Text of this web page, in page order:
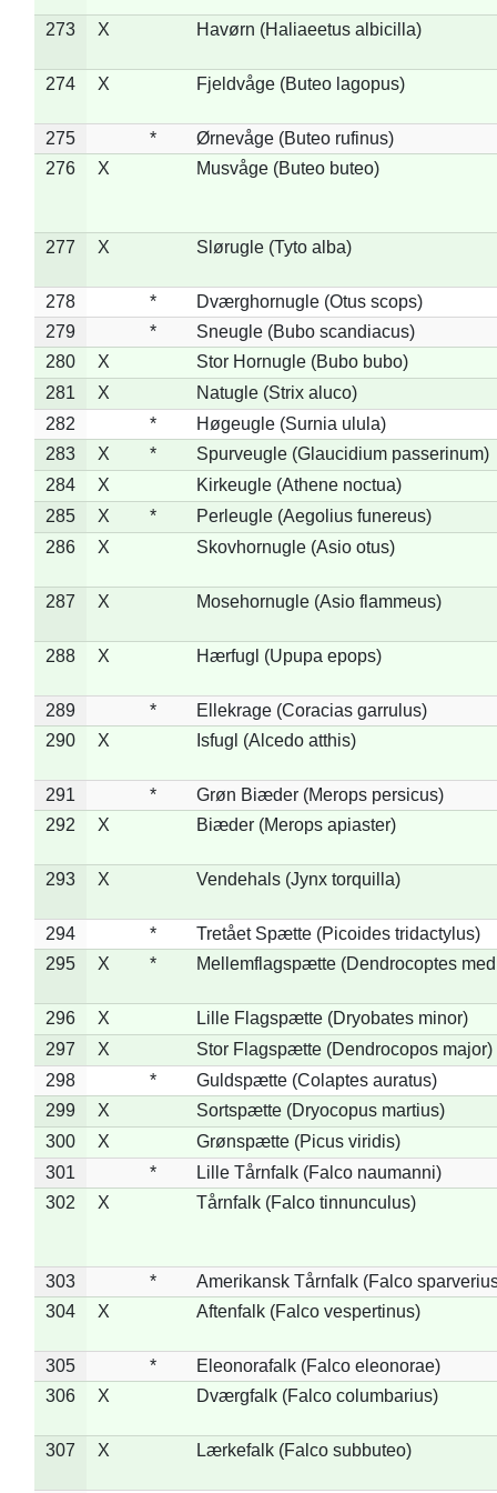
273 X Havørn (Haliaeetus albicilla)
274 X Fjeldvåge (Buteo lagopus)
275 *
Ørnevåge (Buteo rufinus)
276
X Musvåge (Buteo buteo)
277 X Slørugle (Tyto alba)
278 *
Dværghornugle (Otus scops)
279
*
Sneugle (Bubo scandiacus)
280
X
Stor Hornugle (Bubo bubo)
281
X
Natugle (Strix aluco)
282
*
Høgeugle (Surnia ulula)
283
X *
Spurveugle (Glaucidium passerinum)
284
X
Kirkeugle (Athene noctua)
285
X *
Perleugle (Aegolius funereus)
286
X Skovhornugle (Asio otus)
287 X Mosehornugle (Asio flammeus)
288 X Hærfugl (Upupa epops)
289 *
Ellekrage (Coracias garrulus)
290
X Isfugl (Alcedo atthis)
291 *
Grøn Biæder (Merops persicus)
292
X Biæder (Merops apiaster)
293 X Vendehals (Jynx torquilla)
294 *
Tretået Spætte (Picoides tridactylus)
295
X * Mellemflagspætte (Dendrocoptes
296 X
Lille Flagspætte (Dryobates minor)
297
X
Stor Flagspætte (Dendrocopos major)
298
*
Guldspætte (Colaptes auratus)
299
X
Sortspætte (Dryocopus martius)
300
X
Grønspætte (Picus viridis)
301
*
Lille Tårnfalk (Falco naumanni)
302
X Tårnfalk (Falco tinnunculus)
303 *
Amerikansk Tårnfalk (Falco
304
X Aftenfalk (Falco vespertinus)
305 *
Eleonorafalk (Falco eleonorae)
306
X Dværgfalk (Falco columbarius)
307 X Lærkefalk (Falco subbuteo)